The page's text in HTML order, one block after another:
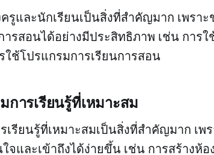
และนักเรียนเป็นสิ่งที่สำคัญมาก เพราะ
รสอนได้อย่างมีประสิทธิภาพ เช่น การใ
ช้โปรแกรมการเรียนการสอน
การเรียนรู้ที่เหมาะสม
เรียนรู้ที่เหมาะสมเป็นสิ่งที่สำคัญมาก เพ
และเข้าถึงได้ง่ายขึ้น เช่น การสร้างห้อ